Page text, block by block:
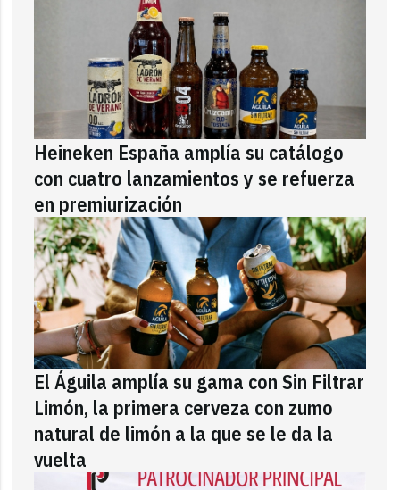
Heineken España amplía su catálogo
con cuatro lanzamientos y se refuerza
en premiurización
El Águila amplía su gama con Sin Filtrar
Limón, la primera cerveza con zumo
natural de limón a la que se le da la
vuelta